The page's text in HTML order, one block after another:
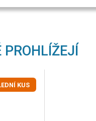
PROHLÍŽEJÍ
KUS